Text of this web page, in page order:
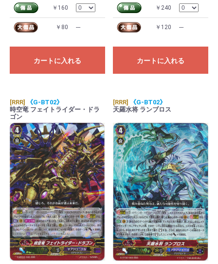
￥160
￥80 ---
カートに入れる
￥240
￥120 ---
カートに入れる
[RRR]
《G-BT02》
時空竜 フェイトライダー・ドラ
ゴン
[RRR]
《G-BT02》
天羅水将 ランブロス